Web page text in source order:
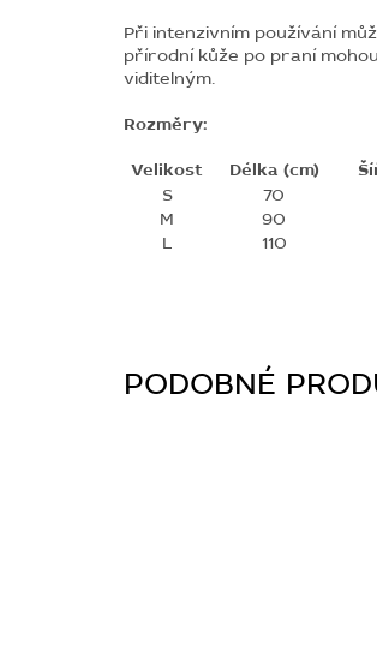
Při intenzivním používání
přírodní kůže po praní
viditelným.
Rozměry:
Velikost
Délka (cm)
S
70
M
90
L
110